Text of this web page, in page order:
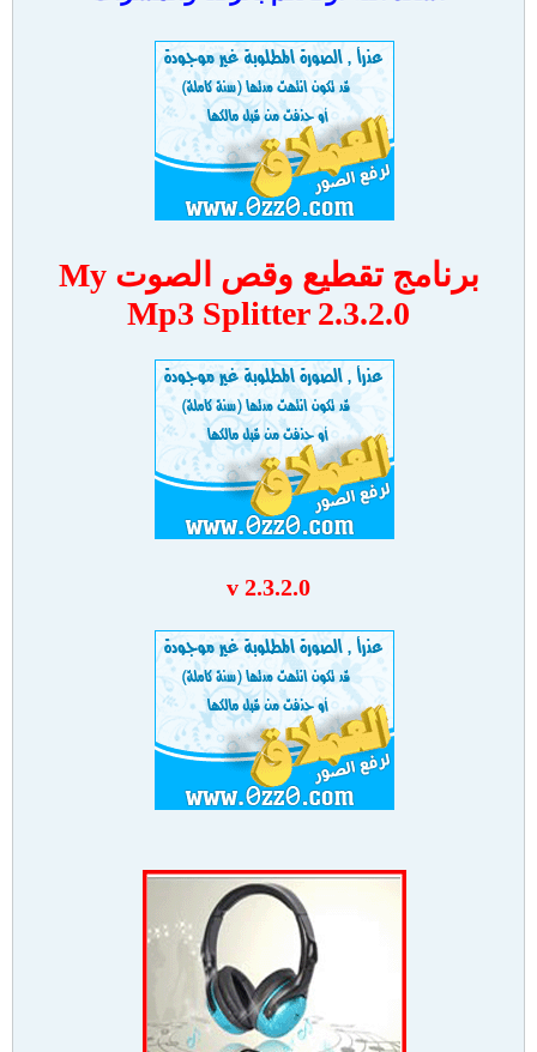
برنامج تقطيع وقص الصوت My
Mp3 Splitter 2.3.2.0
v 2.3.2.0